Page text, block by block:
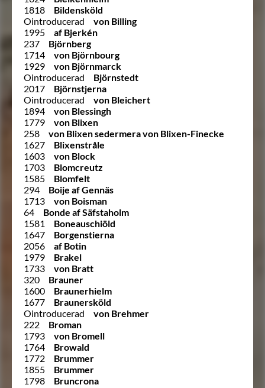
1818
Bildensköld
Ointroducerad
von Billing
1995
af Bjerkén
237
Björnberg
1714
von Björnbourg
1929
von Björnmarck
Ointroducerad
Björnstedt
2017
Björnstjerna
Ointroducerad
von Bleichert
1894
von Blessingh
1779
von Blixen
258
von Blixen sedermera von Blixen-Finecke
1627
Blixenstråle
1603
von Block
1703
Blomcreutz
1585
Blomfelt
294
Boije af Gennäs
1713
von Boisman
64
Bonde af Säfstaholm
1581
Boneauschiöld
1647
Borgenstierna
2056
af Botin
1979
Brakel
1733
von Bratt
320
Brauner
1600
Braunerhielm
1677
Braunersköld
Ointroducerad
von Brehmer
222
Broman
1793
von Bromell
1764
Browald
1772
Brummer
1855
Brummer
1798
Bruncrona